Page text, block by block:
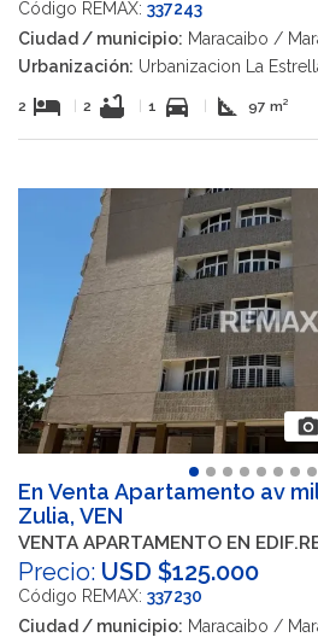
Código REMAX: 337243
Ciudad / municipio: Maracaibo /
Urbanización: Urbanizacion La
2 hotel 2 bathtub 1 directions_car square_foot 97 m²
photo_camera
En Venta Apartamento av
Zulia, VEN
Precio: USD $125.000
Código REMAX: 337230
Ciudad / municipio: Maracaibo /